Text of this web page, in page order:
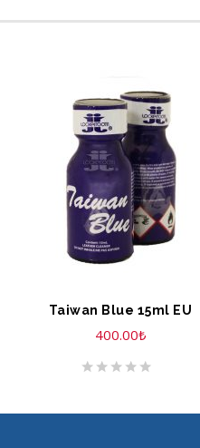
SEPETE EKLE
Taiwan Blue 15ml EU
400.00₺